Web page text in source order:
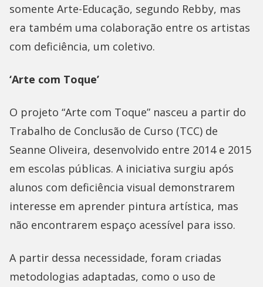
somente Arte-Educação, segundo Rebby, mas
era também uma colaboração entre os artistas
com deficiência, um coletivo.
‘Arte com Toque’
O projeto “Arte com Toque” nasceu a partir do
Trabalho de Conclusão de Curso (TCC) de
Seanne Oliveira, desenvolvido entre 2014 e 2015
em escolas públicas. A iniciativa surgiu após
alunos com deficiência visual demonstrarem
interesse em aprender pintura artística, mas
não encontrarem espaço acessível para isso.
A partir dessa necessidade, foram criadas
metodologias adaptadas, como o uso de